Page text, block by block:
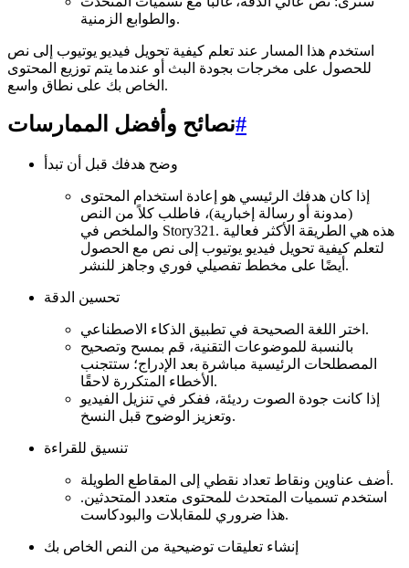
والطوابع الزمنية.
استخدم هذا المسار عند تعلم كيفية تحويل فيديو يوتيوب إلى نص
للحصول على مخرجات بجودة البث أو عندما يتم توزيع المحتوى
الخاص بك على نطاق واسع.
نصائح وأفضل الممارسات#
وضح هدفك قبل أن تبدأ
إذا كان هدفك الرئيسي هو إعادة استخدام المحتوى
(مدونة أو رسالة إخبارية)، فاطلب كلاً من النص
والملخص في Story321. هذه هي الطريقة الأكثر فعالية
لتعلم كيفية تحويل فيديو يوتيوب إلى نص مع الحصول
أيضًا على مخطط تفصيلي فوري وجاهز للنشر.
تحسين الدقة
اختر اللغة الصحيحة في تطبيق الذكاء الاصطناعي.
بالنسبة للموضوعات التقنية، قم بمسح وتصحيح
المصطلحات الرئيسية مباشرة بعد الإدراج؛ ستتجنب
الأخطاء المتكررة لاحقًا.
إذا كانت جودة الصوت رديئة، ففكر في تنزيل الفيديو
وتعزيز الوضوح قبل النسخ.
تنسيق للقراءة
أضف عناوين ونقاط تعداد نقطي إلى المقاطع الطويلة.
استخدم تسميات المتحدث للمحتوى متعدد المتحدثين.
هذا ضروري للمقابلات والبودكاست.
إنشاء تعليقات توضيحية من النص الخاص بك